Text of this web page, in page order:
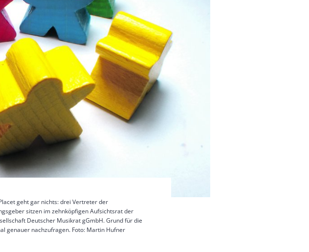
geht gar nichts: drei Vertreter der
sitzen im zehnköpfigen Aufsichtsrat der
Deutscher Musikrat gGmbH. Grund für die
genauer nachzufragen. Foto: Martin Hufner